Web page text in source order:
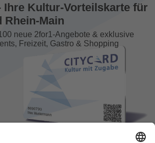
Ihre Kultur-Vorteils­karte für
Rhein-Main
neue 2for1-Angebote & exklusive
Freizeit, Gastro & Shopping